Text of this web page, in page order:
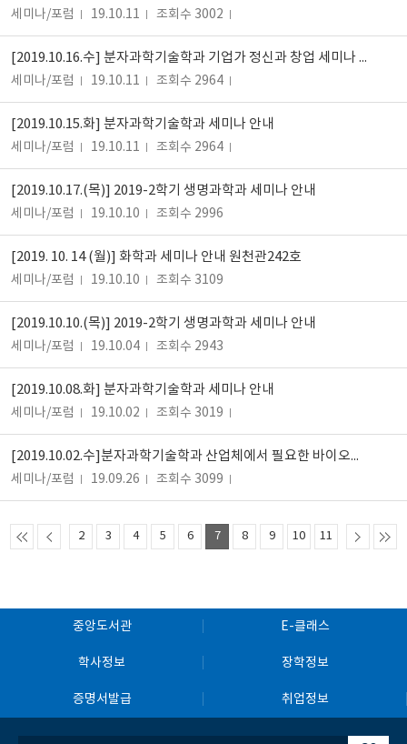
세미나/포럼 19.10.11 조회수 3002
[2019.10.16.수] 분자과학기술학과 기업가 정신과 창업 세미나 안내
세미나/포럼 19.10.11 조회수 2964
[2019.10.15.화] 분자과학기술학과 세미나 안내
세미나/포럼 19.10.11 조회수 2964
[2019.10.17.(목)] 2019-2학기 생명과학과 세미나 안내
세미나/포럼 19.10.10 조회수 2996
[2019. 10. 14 (월)] 화학과 세미나 안내 원천관242호
세미나/포럼 19.10.10 조회수 3109
[2019.10.10.(목)] 2019-2학기 생명과학과 세미나 안내
세미나/포럼 19.10.04 조회수 2943
[2019.10.08.화] 분자과학기술학과 세미나 안내
세미나/포럼 19.10.02 조회수 3019
[2019.10.02.수]분자과학기술학과 산업체에서 필요한 바이오헬스연구 세미나 안내
세미나/포럼 19.09.26 조회수 3099
2 3 4 5 6 7 8 9 10 11
중앙도서관 E-클래스
학사정보 장학정보
증명서발급 취업정보